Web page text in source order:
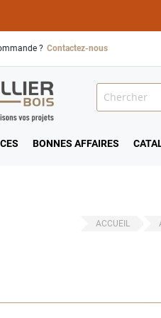
? Contactez-nous
BONNES AFFAIRES
ACCUEIL